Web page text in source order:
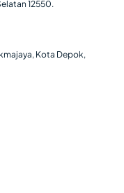
12550.
Kota Depok,